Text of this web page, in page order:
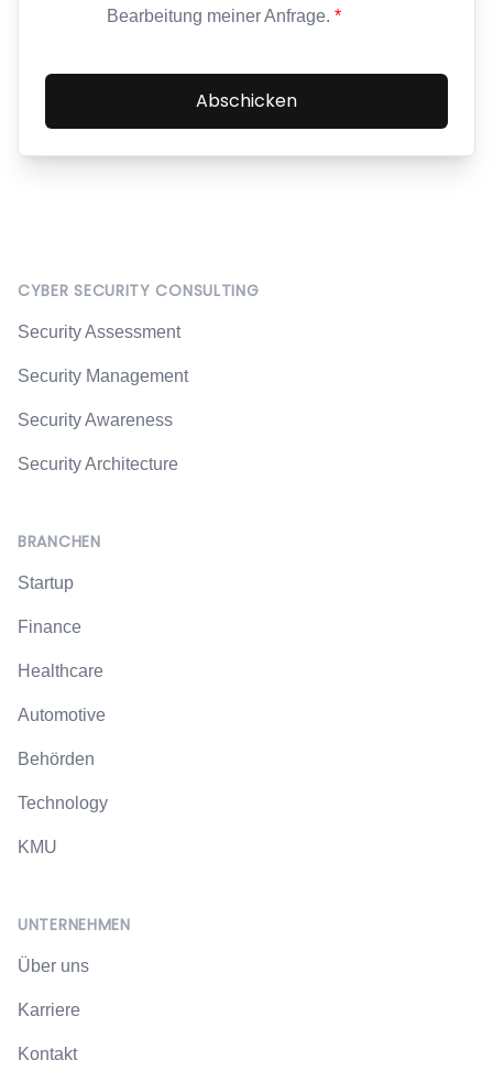
Bearbeitung meiner Anfrage. *
Abschicken
CYBER SECURITY CONSULTING
Security Assessment
Security Management
Security Awareness
Security Architecture
BRANCHEN
Startup
Finance
Healthcare
Automotive
Behörden
Technology
KMU
UNTERNEHMEN
Über uns
Karriere
Kontakt